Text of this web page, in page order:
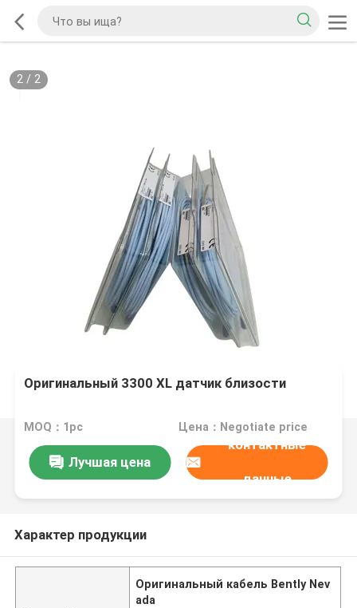
2/ 2
Оригинальный 3300 XL датчик близости
MOQ：1pc Цена：Negotiate price
Лучшая цена
контактные
данные
Характер продукции
Оригинальный кабель Bently Nev
ada